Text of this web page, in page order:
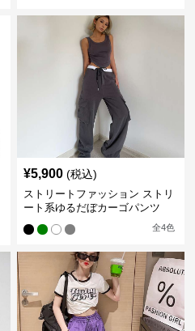
¥5,900 (税込)
ストリートファッション ストリ
ート系ゆるだぼカーゴパンツ
全4色